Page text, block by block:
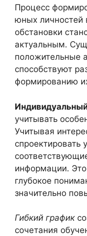
Процесс
юных личностей
обстановки
актуальным.
положительные
способствуют
формированию
учитывать
Учитывая
информации.
глубокое
значительно
Гибкий график
сочетания